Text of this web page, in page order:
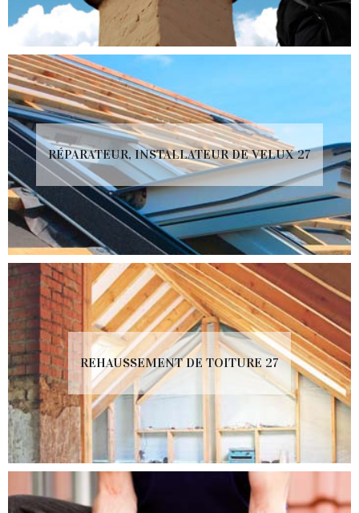
RÉPARATEUR, INSTALLATEUR DE VELUX 27
REHAUSSEMENT DE TOITURE 27